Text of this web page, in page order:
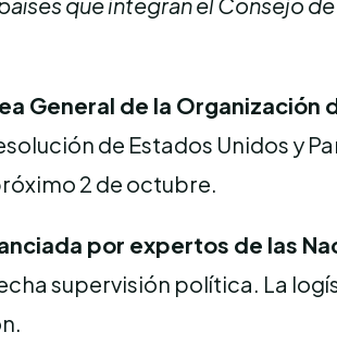
General de la Organización
de Estados Unidos y
2 de octubre.
por expertos de las
supervisión política. La